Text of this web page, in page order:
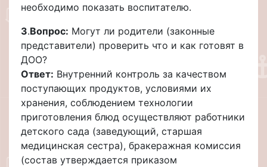
необходимо показать воспитателю.
3.Вопрос: Могут ли родители (законные
представители) проверить что и как готовят в
ДОО?
Ответ: Внутренний контроль за качеством
поступающих продуктов, условиями их
хранения, соблюдением технологии
приготовления блюд осуществляют работники
детского сада (заведующий, старшая
медицинская сестра), бракеражная комиссия
(состав утверждается приказом